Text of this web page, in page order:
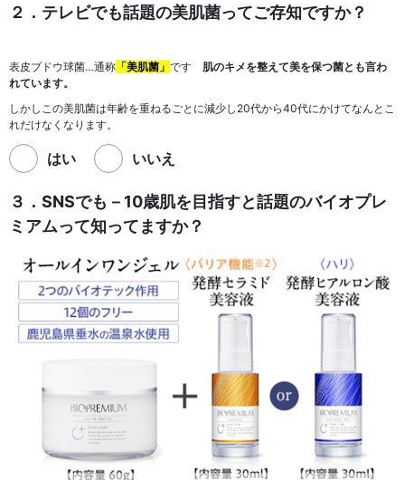
２．テレビでも話題の美肌菌ってご存知ですか？
表皮ブドウ球菌…通称 「美肌菌」 です 肌のキメを整えて美を保つ菌とも言わ
れています。
しかしこの美肌菌は年齢を重ねるごとに減少し20代から40代にかけてなんとこ
れだけなくなります。
はい いいえ
３．SNSでも－10歳肌を目指すと話題のバイオプレ
ミアムって知ってますか？